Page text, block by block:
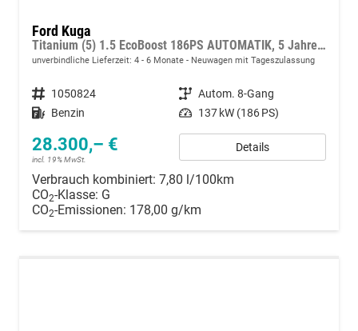
Ford Kuga
Titanium (5) 1.5 EcoBoost 186PS AUTOMATIK, 5 Jahre Garantie, 17" Alu, Navigation 13"-Display, Parksensoren vorne/hinten, Rückfahrkamera, Climatronic, Privacy-Glas, Key-Free-System, Tempomat, LED-Scheinwerfer
unverbindliche Lieferzeit: 4 - 6 Monate Neuwagen mit Tageszulassung
Fahrzeugnummer 1050824 Getriebe Autom. 8-Gang
Kraftstoff Benzin Leistung 137 kW (186 PS)
28.300,– €
incl. 19% MwSt.
Details
Verbrauch kombiniert: 7,80 l/100km
CO2-Klasse: G
CO2-Emissionen: 178,00 g/km